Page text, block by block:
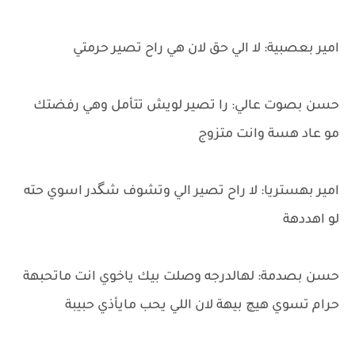
امير بعصبية: لا الي حق لان هي راح تصير حرمتي
حسن بصوت عالي: را تصير لويش تتأمل وهي رفضتك
مو عاد هسة وانت متزوج
امير بهستريا: لا راح تصير الي وتشوف شگدر اسوي حته
لو اهددهة
حسن بصدمة: لهالدرجه وصلت بيك ياخوي انت ماتحبهة
حرام تسوي هيچ بيهة لان اللي يحب مايأذي حبيبة